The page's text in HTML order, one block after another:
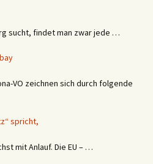
sucht, findet man zwar jede …
VO zeichnen sich durch folgende
spricht,
mit Anlauf. Die EU – …